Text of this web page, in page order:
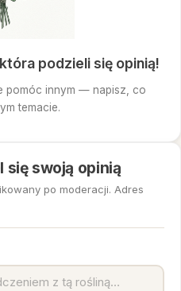
podzieli się opinią!
pomóc innym — napisz, co
temacie.
się swoją opinią
po moderacji. Adres